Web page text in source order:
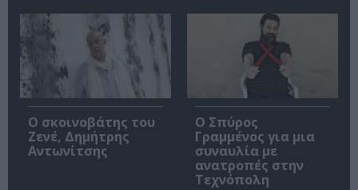
Ο σκοινοβάτης του
Ζενέ, Δημήτρης
Αντωνίτσης
Ο Σπύρος
Γραμμένος για μια
συναυλία με
ανατροπές στην
Τεχνόπολη